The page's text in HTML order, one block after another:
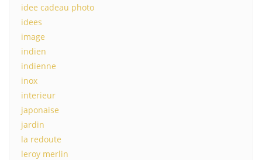
idee cadeau photo
idees
image
indien
indienne
inox
interieur
japonaise
jardin
la redoute
leroy merlin